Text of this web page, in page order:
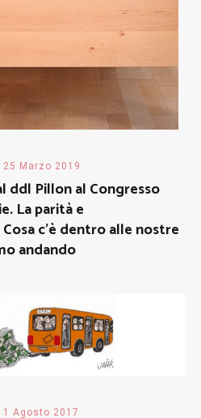
25 Marzo 2019
ddl Pillon al Congresso
La parità e
c’è dentro alle nostre
andando
1 Agosto 2017